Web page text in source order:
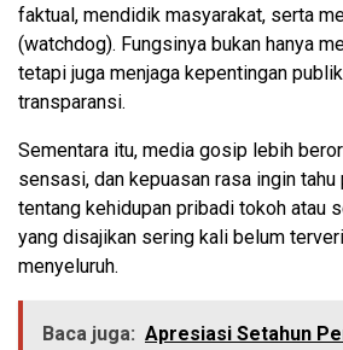
faktual, mendidik masyarakat, serta
(watchdog). Fungsinya bukan hanya
tetapi juga menjaga kepentingan
transparansi.
Sementara itu, media gosip lebih
sensasi, dan kepuasan rasa ingin
tentang kehidupan pribadi tokoh atau
yang disajikan sering kali belum
menyeluruh.
Baca juga: Apresiasi Setahun